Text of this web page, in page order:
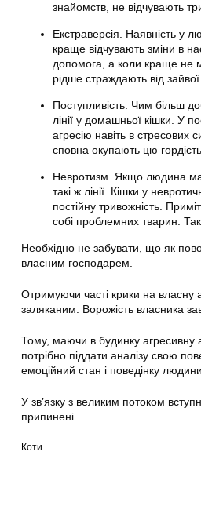
знайомств, не відчувають
Екстраверсія. Наявність у
краще відчувають зміни в
допомога, а коли краще не
рідше страждають від
Поступливість. Чим більш
лінії у домашньої кішки. У
агресію навіть в стресових
сповна окупають цю
Невротизм. Якщо людина
такі ж лінії. Кішки у
постійну тривожність.
собі проблемних тварин.
Необхідно не забувати, що як
власним господарем.
Отримуючи часті крики на власну
заляканим. Ворожість власника
Тому, маючи в будинку агресивну
потрібно піддати аналізу свою
емоційний стан і поведінку людини.
У зв’язку з великим потоком
припинені.
Коти